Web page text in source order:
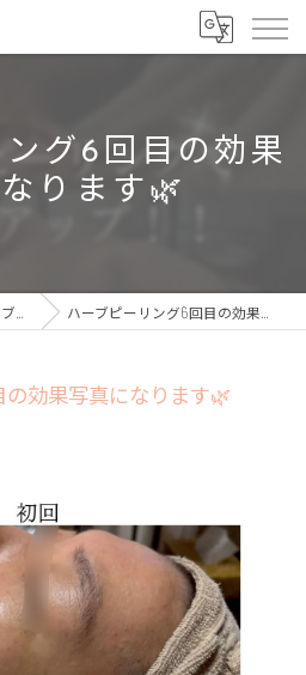
グ6回目の効果
ります🌿
ブログ ハーブピーリング6回目の効果写真になります🌿
効果写真になります🌿